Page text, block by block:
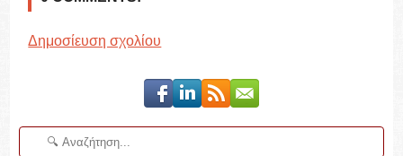
Δημοσίευση σχολίου